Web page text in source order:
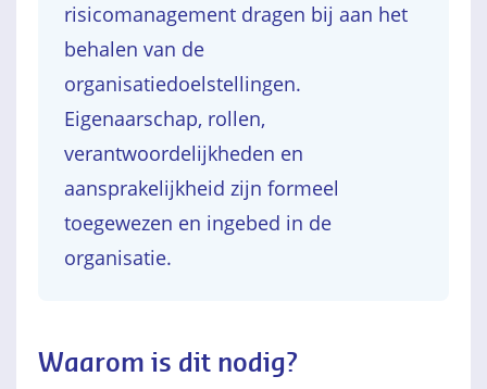
risicomanagement dragen bij aan het
behalen van de
organisatiedoelstellingen.
Eigenaarschap, rollen,
verantwoordelijkheden en
aansprakelijkheid zijn formeel
toegewezen en ingebed in de
organisatie.
Waarom is dit nodig?